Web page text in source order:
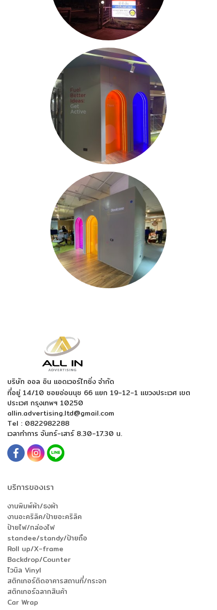
บริษัท ออล อิน แอดเวอร์ไทซิ่ง จำกัด
ที่อยู่ 14/10 ซอยอ่อนนุช 66 แยก 19-12-1 แขวงประเวศ เขต
ประเวศ กรุงเทพฯ 10250
allin.advertising.ltd@gmail.com
Tel : 0822982288
เวลาทำการ จันทร์-เสาร์ 8.30-17.30 น.
บริการของเรา
งานพิมพ์ผ้า/ธงผ้า
งานอะคริลิค/ป้ายอะคริลิค
ป้ายไฟ/กล่องไฟ
standee/standy/ป้ายถือ
Roll up/X-frame
Backdrop/Counter
ไวนิล Vinyl
สติกเกอร์ติดอาคารสถานที่/กระจก
สติกเกอร์ฉลากสินค้า
Car Wrap